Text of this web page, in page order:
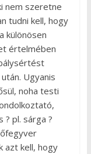
nem szeretne
tudni kell, hogy
különösen
értelmében
Ugyanis
noha testi
? pl. sárga ?
azt kell, hogy